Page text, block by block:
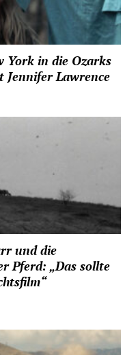
York in die Ozarks
Jennifer Lawrence
und die
Pferd: „Das sollte